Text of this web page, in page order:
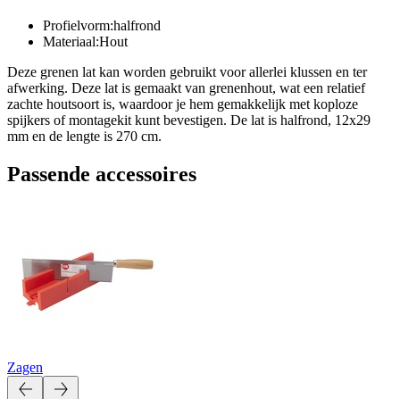
Profielvorm:halfrond
Materiaal:Hout
Deze grenen lat kan worden gebruikt voor allerlei klussen en ter
afwerking. Deze lat is gemaakt van grenenhout, wat een relatief
zachte houtsoort is, waardoor je hem gemakkelijk met koploze
spijkers of montagekit kunt bevestigen. De lat is halfrond, 12x29
mm en de lengte is 270 cm.
Passende accessoires
Zagen